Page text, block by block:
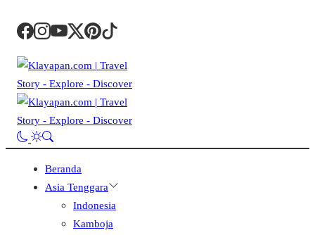
Beranda
Asia Tenggara
Indonesia
Kamboja